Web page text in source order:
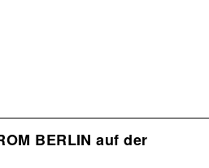
BERLIN auf der